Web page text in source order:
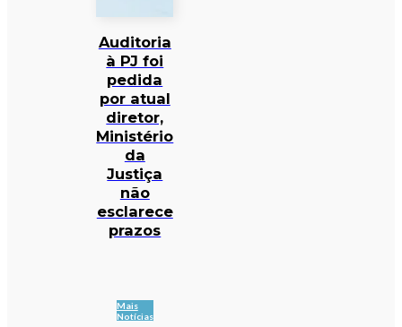
Auditoria
à PJ foi
pedida
por atual
diretor,
Ministério
da
Justiça
não
esclarece
prazos
Mais
Notícias